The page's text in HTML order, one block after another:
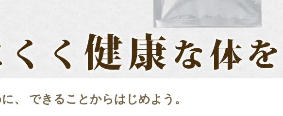
、 できることからはじめよう。